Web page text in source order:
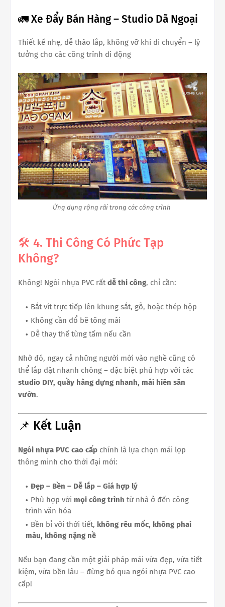
🚛 Xe Đẩy Bán Hàng – Studio Dã Ngoại
Thiết kế nhẹ, dễ tháo lắp, không vỡ khi di chuyển – lý
tưởng cho các công trình di động
Ứng dụng rộng rãi trong các công trình
🛠️ 4. Thi Công Có Phức Tạp
Không?
Không! Ngói nhựa PVC rấtdễ thi công, chỉ cần:
Bắt vít trực tiếp lên khung sắt, gỗ, hoặc thép hộp
Không cần đổ bê tông mái
Dễ thay thế từng tấm nếu cần
Nhờ đó, ngay cả những người mới vào nghề cũng có
thể lắp đặt nhanh chóng – đặc biệt phù hợp với các
studio DIY, quầy hàng dựng nhanh, mái hiên sân
vườn.
📌 Kết Luận
Ngói nhựa PVC cao cấp chính là lựa chọn mái lợp
thông minh cho thời đại mới:
Đẹp – Bền – Dễ lắp – Giá hợp lý
Phù hợp với mọi công trình từ nhà ở đến công
trình văn hóa
Bền bỉ với thời tiết, không rêu mốc, không phai
màu, không nặng nề
Nếu bạn đang cần một giải pháp mái vừa đẹp, vừa tiết
kiệm, vừa bền lâu – đừng bỏ qua ngói nhựa PVC cao
cấp!